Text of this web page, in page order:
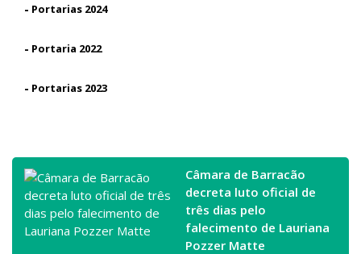
- Portarias 2024
- Portaria 2022
- Portarias 2023
Câmara de Barracão
decreta luto oficial de
três dias pelo
falecimento de Lauriana
Pozzer Matte